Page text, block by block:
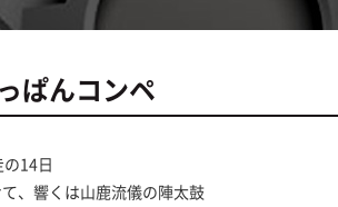
ぱんコンペ
14日
、響くは山鹿流儀の陣太鼓